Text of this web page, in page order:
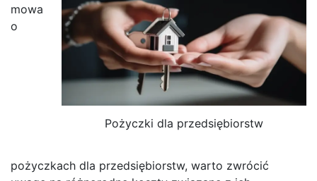
Pożyczki dla przedsiębiorstw
mowa
o
pożyczkach dla przedsiębiorstw, warto zwrócić